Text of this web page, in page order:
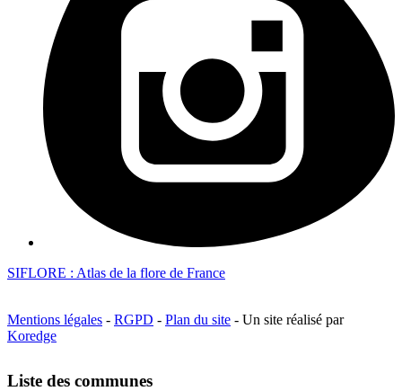
SIFLORE : Atlas de la flore de France
Mentions légales - RGPD - Plan du site - Un site réalisé par
Koredge
Liste des communes